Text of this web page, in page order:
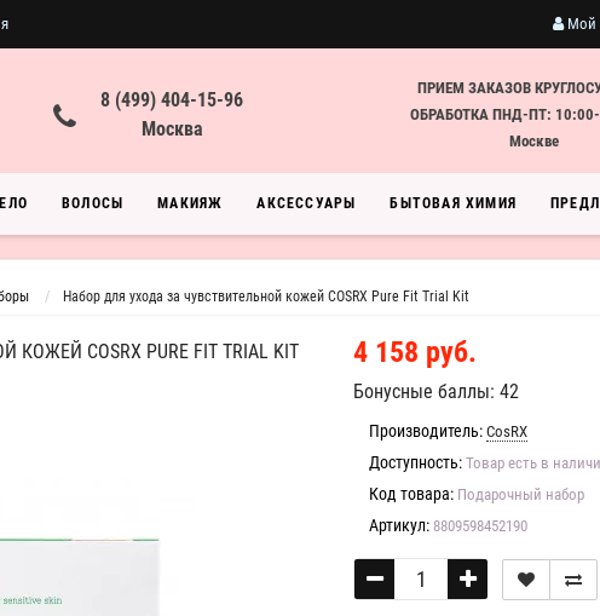
Мой
8 (499) 404-15-96
Москва
ПРИЕМ ЗАКАЗОВ
ОБРАБОТКА ПНД-ПТ:
Москве
ВОЛОСЫ МАКИЯЖ АКСЕССУАРЫ БЫТОВАЯ ХИМИЯ
Набор для ухода за чувствительной кожей COSRX Pure Fit Trial Kit
COSRX PURE FIT TRIAL KIT 4 158 руб.
Бонусные баллы: 42
Производитель: CosRX
Доступность: Товар есть в
Код товара: Подарочный набор
Артикул: 8809598452190